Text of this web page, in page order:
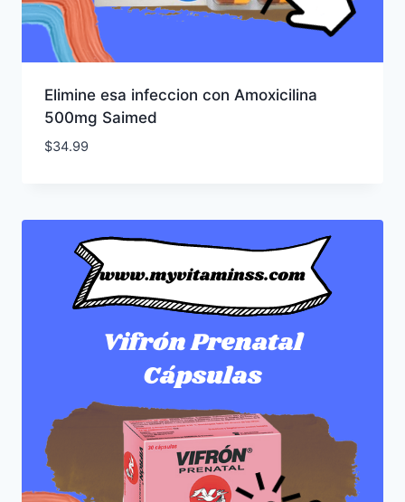
Elimine esa infeccion con Amoxicilina
500mg Saimed
$34.99